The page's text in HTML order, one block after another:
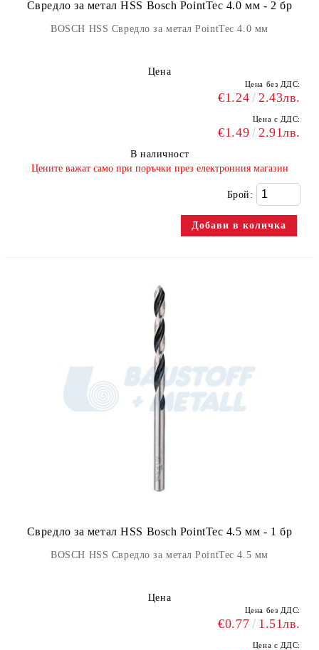
Свредло за метал HSS Bosch PointTec 4.0 мм - 2 бр
BOSCH HSS Свредло за метал PointTec 4.0 мм
Цена
Цена без ДДС:
€1.24 2.43лв.
Цена с ДДС:
€1.49 2.91лв.
В наличност
​Цените важат само при поръчки през електронния магазин
Брой:
Свредло за метал HSS Bosch PointTec 4.5 мм - 1 бр
BOSCH HSS Свредло за метал PointTec 4.5 мм
Цена
Цена без ДДС:
€0.77 1.51лв.
Цена с ДДС: